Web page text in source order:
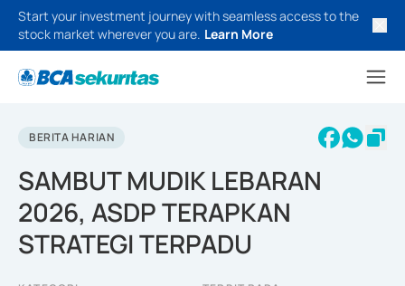
Start your investment journey with seamless access to the
stock market wherever you are. Learn More
BERITA HARIAN
SAMBUT MUDIK LEBARAN
2026, ASDP TERAPKAN
STRATEGI TERPADU